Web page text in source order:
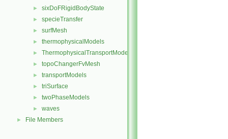
► sixDoFRigidBodyState
► specieTransfer
► surfMesh
► thermophysicalModels
► ThermophysicalTransportModels
► topoChangerFvMesh
► transportModels
► triSurface
► twoPhaseModels
► waves
► File Members